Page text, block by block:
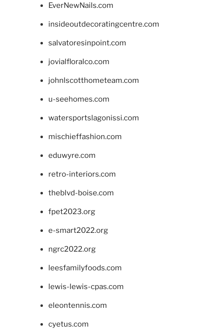
EverNewNails.com
insideoutdecoratingcentre.com
salvatoresinpoint.com
jovialfloralco.com
johnlscotthometeam.com
u-seehomes.com
watersportslagonissi.com
mischieffashion.com
eduwyre.com
retro-interiors.com
theblvd-boise.com
fpet2023.org
e-smart2022.org
ngrc2022.org
leesfamilyfoods.com
lewis-lewis-cpas.com
eleontennis.com
cyetus.com